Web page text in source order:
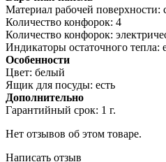
Материал рабочей поверхности:
Количество конфорок: 4
Количество конфорок:
Индикаторы остаточного тепла:
Особенности
Цвет: белый
Ящик для посуды: есть
Дополнительно
Гарантийный срок: 1 г.
Нет отзывов об этом товаре.
Написать отзыв